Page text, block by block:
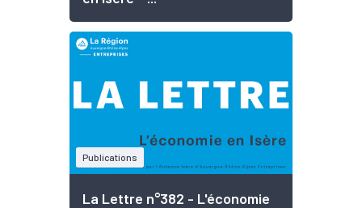
Publications
La Lettre n°382 - L'économie